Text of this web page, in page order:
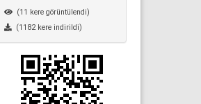
(11 kere görüntülendi)
(1182 kere indirildi)